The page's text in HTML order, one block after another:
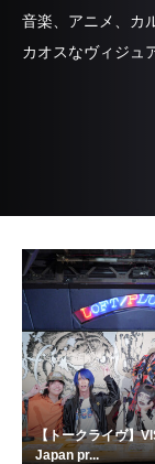
音楽、アニメ、カ
カオスなヴィジュ
【トークライヴ】
Japan pr...